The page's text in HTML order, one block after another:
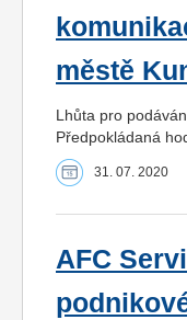
městě
Lhůta pro
Předpokládaná
31. 07. 2020
AFC